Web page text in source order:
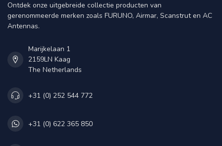
Ontdek onze uitgebreide collectie producten van
gerenommeerde merken zoals FURUNO, Airmar, Scanstrut en AC
Antennas.
Marijkelaan 1
2159LN Kaag
The Netherlands
+31 (0) 252 544 772
+31 (0) 622 365 850